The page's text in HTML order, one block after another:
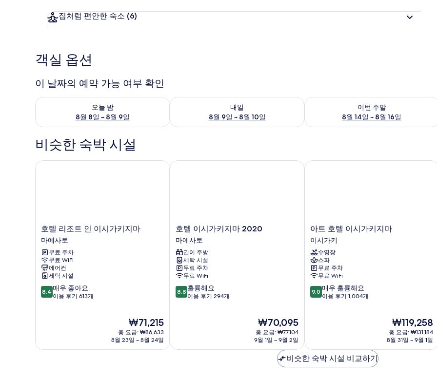
집처럼 편안한 숙소 (6)
객실 옵션
이 날짜의 예약 가능 여부 확인
오늘 밤
8월 8일 ~ 8월 9일
오늘 밤 예약 가능 여부 확인, 8월 8일 ~ 8월 9일
내일
8월 9일 ~ 8월 10일
내일 예약 가능 여부 확인, 8월 9일 ~ 8월 10일
이번 주말
8월 14일 ~ 8월 16일
이번 주말 예약 가능 여부 확인, 8월 14
비슷한 숙박 시설
호
텔
리
조
트
인
이
시
가
사
호텔 리조트 인 이시가키지마
마에사토
무료 주차
무료 WiFi
에어컨
세탁 시설
10
점
매
8.4 매우 좋아요
이용 후기 613개
현
재
요
₩71,215
총 요금: ₩86,633
8월 23일 ~ 8월 24일
호텔 리조트 인 이시가키지마
호
텔
이
시
가
키
지
마
2020
호텔 이시가키지마 2020
마에사토
간이 주방
세탁 시설
무료 주차
무료 WiFi
10
점
훌
8.8 훌륭해요
이용 후기 294개
현
재
요
₩70,095
₩70,095
총 요금: ₩77,104
9월 1일 ~ 9월 2일
호텔 이시가키지마 2020
아
트
호
텔
이
시
가
키
지
아트 호텔 이시가키지마
이시가키
수영장
스파
무료 주차
무료 WiFi
10
점
매
우
훌
9.0 매우 훌륭해요
이용 후기 1,004개
현
재
요
₩119,258
총 요금: ₩131,184
8월 31일 ~ 9월 1일
아트 호텔 이시가키지마
비슷한 숙박 시설 비교하기